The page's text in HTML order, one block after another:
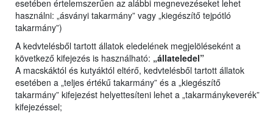
esetében értelemszerűen az alábbi megnevezéseket lehet
használni: „ásványi takarmány” vagy „kiegészítő tejpótló
takarmány”)
A kedvtelésből tartott állatok eledelének megjelöléseként a
következő kifejezés is használható: „állateledel”
A macskáktól és kutyáktól eltérő, kedvtelésből tartott állatok
esetében a „teljes értékű takarmány” és a „kiegészítő
takarmány” kifejezést helyettesíteni lehet a „takarmánykeverék”
kifejezéssel;